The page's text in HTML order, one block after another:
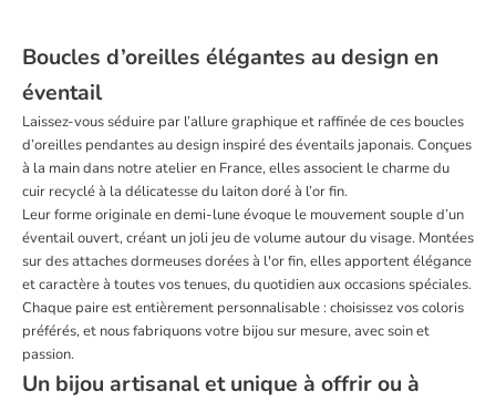
Boucles d’oreilles élégantes au design en
éventail
Laissez-vous séduire par l’allure graphique et raffinée de ces boucles
d’oreilles pendantes au design inspiré des éventails japonais. Conçues
à la main dans notre atelier en France, elles associent le charme du
cuir recyclé à la délicatesse du laiton doré à l’or fin.
Leur forme originale en demi-lune évoque le mouvement souple d’un
éventail ouvert, créant un joli jeu de volume autour du visage. Montées
sur des attaches dormeuses dorées à l'or fin, elles apportent élégance
et caractère à toutes vos tenues, du quotidien aux occasions spéciales.
Chaque paire est entièrement personnalisable : choisissez vos coloris
préférés, et nous fabriquons votre bijou sur mesure, avec soin et
passion.
Un bijou artisanal et unique à offrir ou à